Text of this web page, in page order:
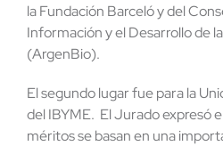
la Fundación Barceló y del
Información y el Desarrollo de
(ArgenBio).
El segundo lugar fue para la
del IBYME. El Jurado expresó
méritos se basan en una